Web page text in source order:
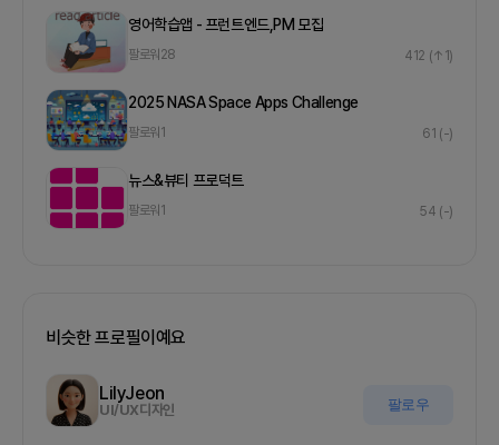
영어학습앱 - 프런트엔드,PM 모집
팔로워 28 412 (↑1)
2025 NASA Space Apps Challenge
팔로워 1 61 (-)
뉴스&뷰티 프로덕트
팔로워 1 54 (-)
비슷한 프로필이예요
LilyJeon
UI/UX디자인 팔로우